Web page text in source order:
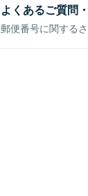
よくあるご質問
郵便番号に関する